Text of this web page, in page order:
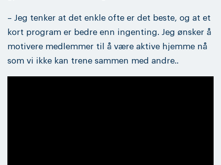
– Jeg tenker at det enkle ofte er det beste, og at et
kort program er bedre enn ingenting. Jeg ønsker å
motivere medlemmer til å være aktive hjemme nå
som vi ikke kan trene sammen med andre..